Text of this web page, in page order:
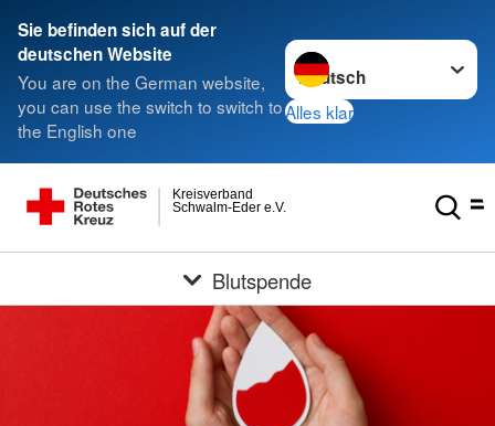
Sie befinden sich auf der
deutschen Website
You are on the German website,
you can use the switch to switch to
the English one
Sprache wechseln zu
Alles klar
Schwalm-Eder e.V.
Kreisverband
Blutspende